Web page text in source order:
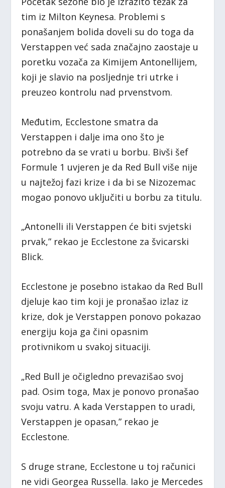
tim iz Milton Keynesa. Problemi s
ponašanjem bolida doveli su do toga da
Verstappen već sada značajno zaostaje u
poretku vozača za Kimijem Antonellijem,
koji je slavio na posljednje tri utrke i
preuzeo kontrolu nad prvenstvom.
Međutim, Ecclestone smatra da
Verstappen i dalje ima ono što je
potrebno da se vrati u borbu. Bivši šef
Formule 1 uvjeren je da Red Bull više nije
u najtežoj fazi krize i da bi se Nizozemac
mogao ponovo uključiti u borbu za titulu.
„Antonelli ili Verstappen će biti svjetski
prvak,” rekao je Ecclestone za švicarski
Blick.
Ecclestone je posebno istakao da Red Bull
djeluje kao tim koji je pronašao izlaz iz
krize, dok je Verstappen ponovo pokazao
energiju koja ga čini opasnim
protivnikom u svakoj situaciji.
„Red Bull je očigledno prevazišao svoj
pad. Osim toga, Max je ponovo pronašao
svoju vatru. A kada Verstappen to uradi,
Verstappen je opasan,” rekao je
Ecclestone.
S druge strane, Ecclestone u toj računici
ne vidi Georgea Russella. Iako je Mercedes